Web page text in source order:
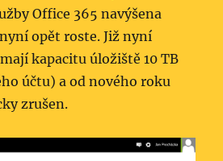
Office 365 navýšena
opět roste. Již nyní
kapacitu úložiště 10 TB
účtu) a od nového roku
zrušen.